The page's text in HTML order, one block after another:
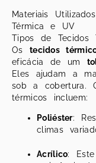
Materiais
Térmica e UV
Tipos de Tecidos
Os tecidos
eficácia de um
Eles ajudam a
sob a cobertura.
térmicos incluem:
Poliéster:
climas
Acrílico: